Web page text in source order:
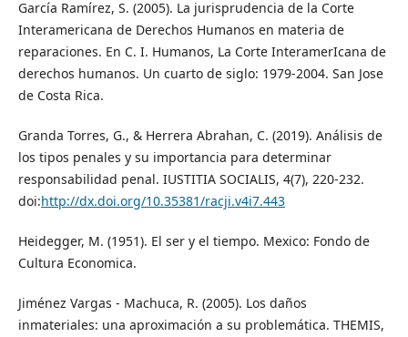
García Ramírez, S. (2005). La jurisprudencia de la Corte
Interamericana de Derechos Humanos en materia de
reparaciones. En C. I. Humanos, La Corte InteramerIcana de
derechos humanos. Un cuarto de siglo: 1979-2004. San Jose
de Costa Rica.
Granda Torres, G., & Herrera Abrahan, C. (2019). Análisis de
los tipos penales y su importancia para determinar
responsabilidad penal. IUSTITIA SOCIALIS, 4(7), 220-232.
doi:http://dx.doi.org/10.35381/racji.v4i7.443
Heidegger, M. (1951). El ser y el tiempo. Mexico: Fondo de
Cultura Economica.
Jiménez Vargas - Machuca, R. (2005). Los daños
inmateriales: una aproximación a su problemática. THEMIS,